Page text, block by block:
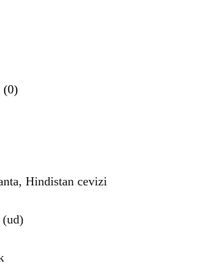
(0)
Hindistan cevizi
(ud)